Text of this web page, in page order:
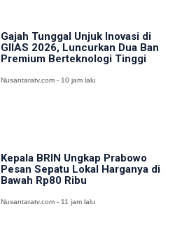
Gajah Tunggal Unjuk Inovasi di
GIIAS 2026, Luncurkan Dua Ban
Premium Berteknologi Tinggi
Nusantaratv.com - 10 jam lalu
Kepala BRIN Ungkap Prabowo
Pesan Sepatu Lokal Harganya di
Bawah Rp80 Ribu
Nusantaratv.com - 11 jam lalu